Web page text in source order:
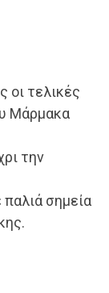
οι τελικές
Μάρμακα
την
παλιά σημεία